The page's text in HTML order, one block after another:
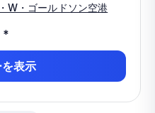
W・ゴールドソン空港
*
表示